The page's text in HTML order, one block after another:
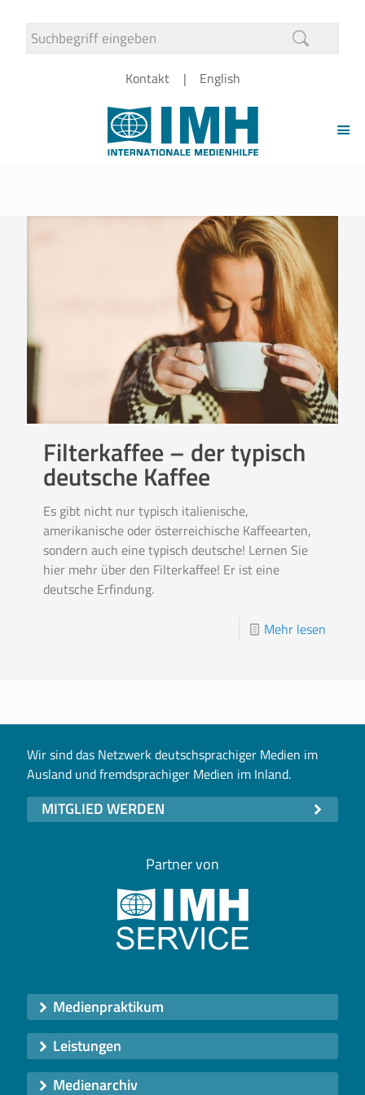
Kontakt English
Filterkaffee – der typisch
deutsche Kaffee
Es gibt nicht nur typisch italienische,
amerikanische oder österreichische Kaffeearten,
sondern auch eine typisch deutsche! Lernen Sie
hier mehr über den Filterkaffee! Er ist eine
deutsche Erfindung.
Mehr lesen
Wir sind das Netzwerk deutschsprachiger Medien im
Ausland und fremdsprachiger Medien im Inland.
MITGLIED WERDEN
Partner von
Medienpraktikum
Leistungen
Medienarchiv